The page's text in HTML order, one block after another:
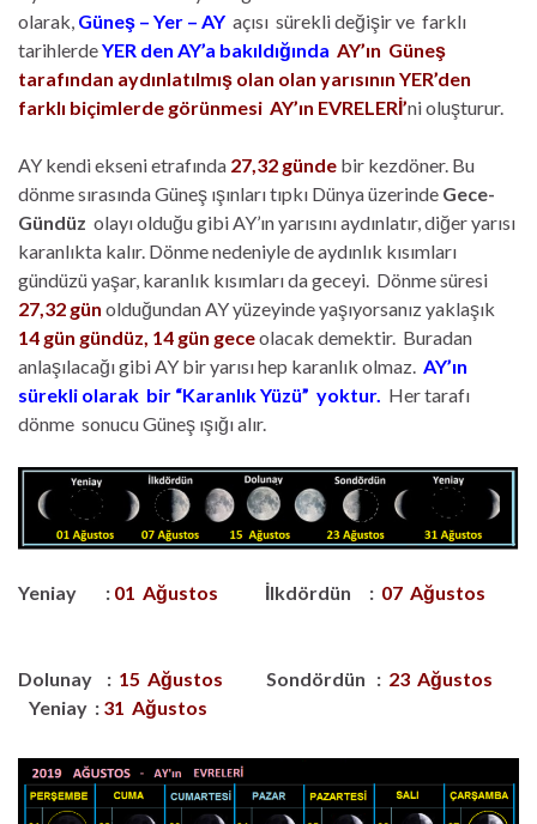
olarak, Güneş – Yer – AY açısı sürekli değişir ve farklı
tarihlerdeYER den AY’a bakıldığında AY’ın Güneş
tarafından aydınlatılmış olan olan yarısının YER’den
farklı biçimlerde görünmesi AY’ın EVRELERİ’ni oluşturur.
AY kendi ekseni etrafında 27,32 günde bir kezdöner. Bu
dönme sırasında Güneş ışınları tıpkı Dünya üzerinde Gece-
Gündüz olayı olduğu gibi AY’ın yarısını aydınlatır, diğer yarısı
karanlıkta kalır. Dönme nedeniyle de aydınlık kısımları
gündüzü yaşar, karanlık kısımları da geceyi. Dönme süresi
27,32 gün olduğundan AY yüzeyinde yaşıyorsanız yaklaşık
14 gün gündüz, 14 gün geceolacak demektir. Buradan
anlaşılacağı gibi AY bir yarısı hep karanlık olmaz. AY’ın
sürekli olarak bir “Karanlık Yüzü” yoktur. Her tarafı
dönme sonucu Güneş ışığı alır.
Yeniay : 01 Ağustos İlkdördün : 07 Ağustos
Dolunay : 15 Ağustos Sondördün : 23 Ağustos
Yeniay : 31 Ağustos